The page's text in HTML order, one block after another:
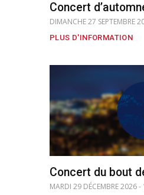
Concert
DIMANCHE 27 SEPTEMBRE
PLUS D'INFORMATION
Concert du bout
MARDI 29 DÉCEMBRE 2026 -